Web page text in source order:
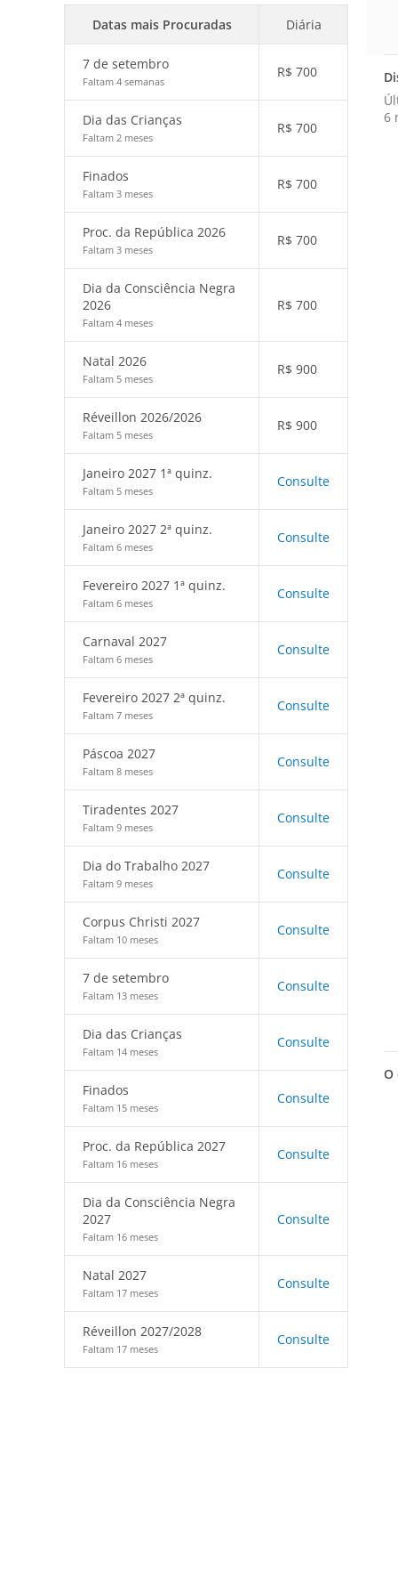
Datas mais Procuradas Diária
7 de setembro
Faltam 4 semanas
R$ 700
Dia das Crianças
Faltam 2 meses
R$ 700
Finados
Faltam 3 meses
R$ 700
Proc. da República 2026
Faltam 3 meses
R$ 700
Dia da Consciência Negra
2026
Faltam 4 meses
R$ 700
Natal 2026
Faltam 5 meses
R$ 900
Réveillon 2026/2026
Faltam 5 meses
R$ 900
Janeiro 2027 1ª quinz.
Faltam 5 meses
Consulte
Janeiro 2027 2ª quinz.
Faltam 6 meses
Consulte
Fevereiro 2027 1ª quinz.
Faltam 6 meses
Consulte
Carnaval 2027
Faltam 6 meses
Consulte
Fevereiro 2027 2ª quinz.
Faltam 7 meses
Consulte
Páscoa 2027
Faltam 8 meses
Consulte
Tiradentes 2027
Faltam 9 meses
Consulte
Dia do Trabalho 2027
Faltam 9 meses
Consulte
Corpus Christi 2027
Faltam 10 meses
Consulte
7 de setembro
Faltam 13 meses
Consulte
Dia das Crianças
Faltam 14 meses
Consulte
Finados
Faltam 15 meses
Consulte
Proc. da República 2027
Faltam 16 meses
Consulte
Dia da Consciência Negra
2027
Faltam 16 meses
Consulte
Natal 2027
Faltam 17 meses
Consulte
Réveillon 2027/2028
Faltam 17 meses
Consulte
6
O